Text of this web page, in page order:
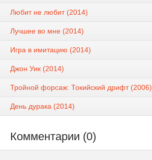
Любит не любит (2014)
Лучшее во мне (2014)
Игра в имитацию (2014)
Джон Уик (2014)
Тройной форсаж: Токийский дрифт (2006)
День дурака (2014)
Комментарии (0)